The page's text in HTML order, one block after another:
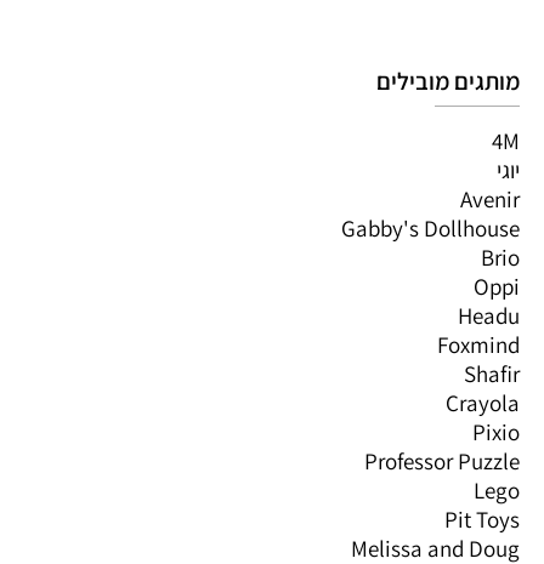
מותגים מובילים
4M
יוגי
Avenir
Gabby's Dollhouse
Brio
Oppi
Headu
Foxmind
Shafir
Crayola
Pixio
Professor Puzzle
Lego
Pit Toys
Melissa and Doug